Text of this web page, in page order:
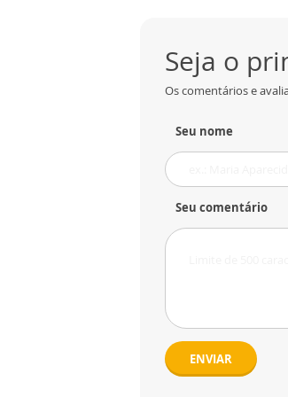
Seja o
Os comentários e
Seu nome
Seu comentário
ENVIAR